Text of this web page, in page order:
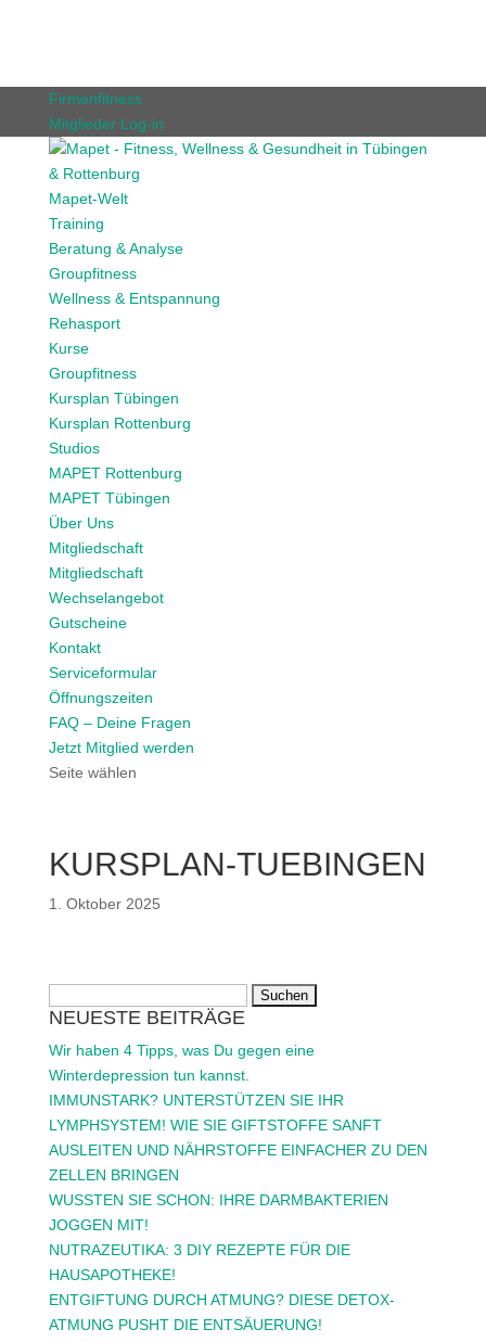
Firmenfitness
Mitglieder Log-in
Mapet-Welt
Training
Beratung & Analyse
Groupfitness
Wellness & Entspannung
Rehasport
Kurse
Groupfitness
Kursplan Tübingen
Kursplan Rottenburg
Studios
MAPET Rottenburg
MAPET Tübingen
Über Uns
Mitgliedschaft
Mitgliedschaft
Wechselangebot
Gutscheine
Kontakt
Serviceformular
Öffnungszeiten
FAQ – Deine Fragen
Jetzt Mitglied werden
Seite wählen
KURSPLAN-TUEBINGEN
1. Oktober 2025
nach:
NEUESTE BEITRÄGE
Wir haben 4 Tipps, was Du gegen eine
Winterdepression tun kannst.
IMMUNSTARK? UNTERSTÜTZEN SIE IHR
LYMPHSYSTEM! WIE SIE GIFTSTOFFE SANFT
AUSLEITEN UND NÄHRSTOFFE EINFACHER ZU DEN
ZELLEN BRINGEN
WUSSTEN SIE SCHON: IHRE DARMBAKTERIEN
JOGGEN MIT!
NUTRAZEUTIKA: 3 DIY REZEPTE FÜR DIE
HAUSAPOTHEKE!
ENTGIFTUNG DURCH ATMUNG? DIESE DETOX-
ATMUNG PUSHT DIE ENTSÄUERUNG!